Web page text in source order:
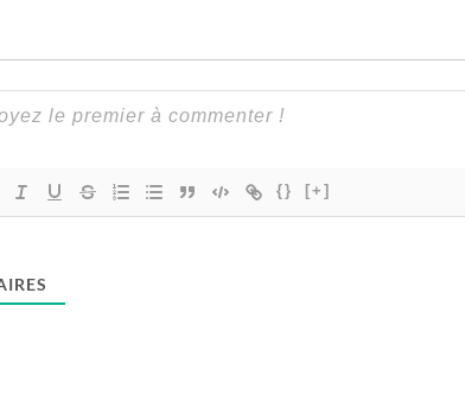
{} [+]